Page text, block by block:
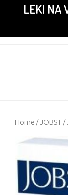
content
LEKI NA
Home /JOBST /